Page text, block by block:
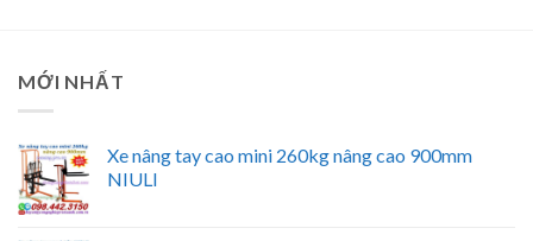
MỚI NHẤT
Xe nâng tay cao mini 260kg nâng cao 900mm
NIULI